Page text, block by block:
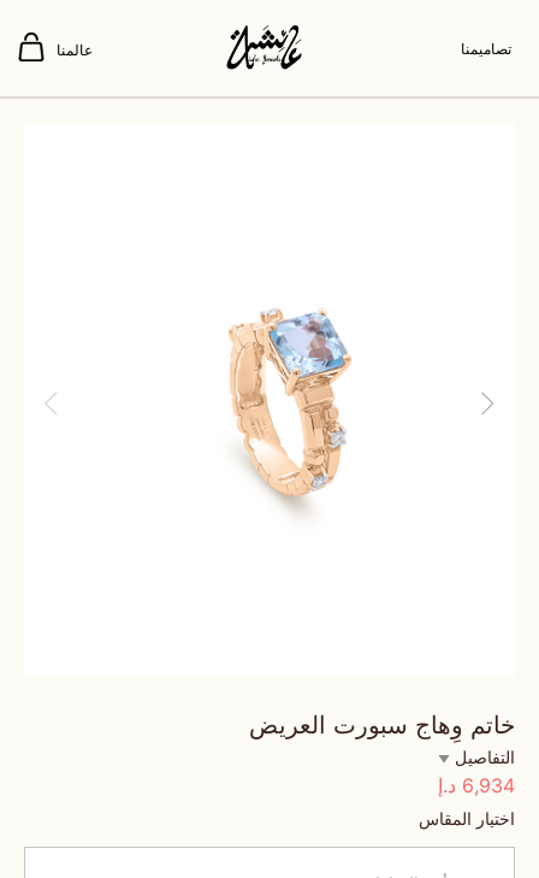
تصاميمنا عالمنا
خاتم وِهاج سبورت العريض
التفاصيل
6,934 د.إ
اختيار المقاس